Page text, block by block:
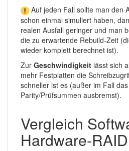
Auf jeden Fall sollte man den
schon einmal simuliert haben,
realen Ausfall geringer und man
die zu erwartende Rebuild-Zeit
wieder komplett berechnet ist).
Zur Geschwindigkeit lässt sich
mehr Festplatten die
schneller ist es (außer im Fall
Parity/Prüfsummen ausbremst).
Vergleich
Hardware-RAID